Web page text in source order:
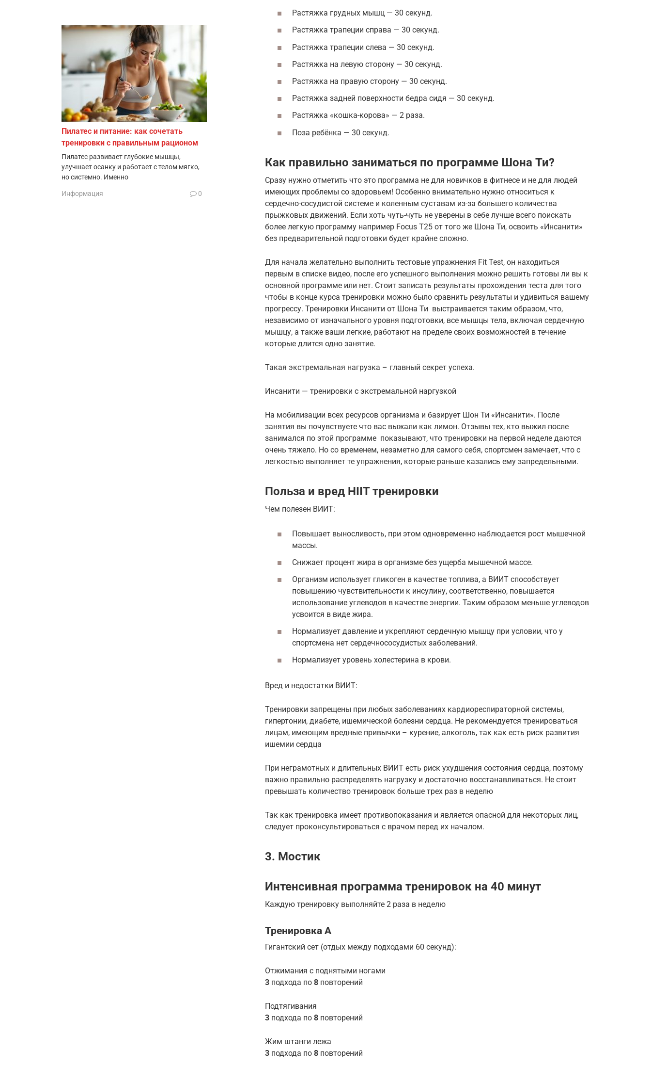
Растяжка грудных мышц — 30 секунд.
Растяжка трапеции справа — 30 секунд.
Растяжка трапеции слева — 30 секунд.
Растяжка на левую сторону — 30 секунд.
Растяжка на правую сторону — 30 секунд.
Растяжка задней поверхности бедра сидя — 30 секунд.
Растяжка «кошка-корова» — 2 раза.
Поза ребёнка — 30 секунд.
Как правильно заниматься по программе Шона Ти?
Сразу нужно отметить что это программа не для новичков в фитнесе и не для людей
имеющих проблемы со здоровьем! Особенно внимательно нужно относиться к
сердечно-сосудистой системе и коленным суставам из-за большего количества
прыжковых движений. Если хоть чуть-чуть не уверены в себе лучше всего поискать
более легкую программу например Focus Т25 от того же Шона Ти, освоить «Инсанити»
без предварительной подготовки будет крайне сложно.
Для начала желательно выполнить тестовые упражнения Fit Test, он находиться
первым в списке видео, после его успешного выполнения можно решить готовы ли вы к
основной программе или нет. Стоит записать результаты прохождения теста для того
чтобы в конце курса тренировки можно было сравнить результаты и удивиться вашему
прогрессу. Тренировки Инсанити от Шона Ти выстраивается таким образом, что,
независимо от изначального уровня подготовки, все мышцы тела, включая сердечную
мышцу, а также ваши легкие, работают на пределе своих возможностей в течение
которые длится одно занятие.
Такая экстремальная нагрузка – главный секрет успеха.
Инсанити — тренировки с экстремальной наргузкой
На мобилизации всех ресурсов организма и базирует Шон Ти «Инсанити». После
занятия вы почувствуете что вас выжали как лимон. Отзывы тех, кто выжил после
занимался по этой программе показывают, что тренировки на первой неделе даются
очень тяжело. Но со временем, незаметно для самого себя, спортсмен замечает, что с
легкостью выполняет те упражнения, которые раньше казались ему запредельными.
Польза и вред HIIT тренировки
Чем полезен ВИИТ:
Повышает выносливость, при этом одновременно наблюдается рост мышечной
массы.
Снижает процент жира в организме без ущерба мышечной массе.
Организм использует гликоген в качестве топлива, а ВИИТ способствует
повышению чувствительности к инсулину, соответственно, повышается
использование углеводов в качестве энергии. Таким образом меньше углеводов
усвоится в виде жира.
Нормализует давление и укрепляют сердечную мышцу при условии, что у
спортсмена нет сердечнососудистых заболеваний.
Нормализует уровень холестерина в крови.
Вред и недостатки ВИИТ:
Тренировки запрещены при любых заболеваниях кардиореспираторной системы,
гипертонии, диабете, ишемической болезни сердца. Не рекомендуется тренироваться
лицам, имеющим вредные привычки – курение, алкоголь, так как есть риск развития
ишемии сердца
При неграмотных и длительных ВИИТ есть риск ухудшения состояния сердца, поэтому
важно правильно распределять нагрузку и достаточно восстанавливаться. Не стоит
превышать количество тренировок больше трех раз в неделю
Так как тренировка имеет противопоказания и является опасной для некоторых лиц,
следует проконсультироваться с врачом перед их началом.
3. Мостик
Интенсивная программа тренировок на 40 минут
Каждую тренировку выполняйте 2 раза в неделю
Тренировка А
Гигантский сет (отдых между подходами 60 секунд):
Отжимания с поднятыми ногами
3 подхода по 8 повторений
Подтягивания
3 подхода по 8 повторений
Жим штанги лежа
3 подхода по 8 повторений
Пилатес и питание: как сочетать
тренировки с правильным рационом
Пилатес развивает глубокие мышцы,
улучшает осанку и работает с телом мягко,
но системно. Именно
Информация 0